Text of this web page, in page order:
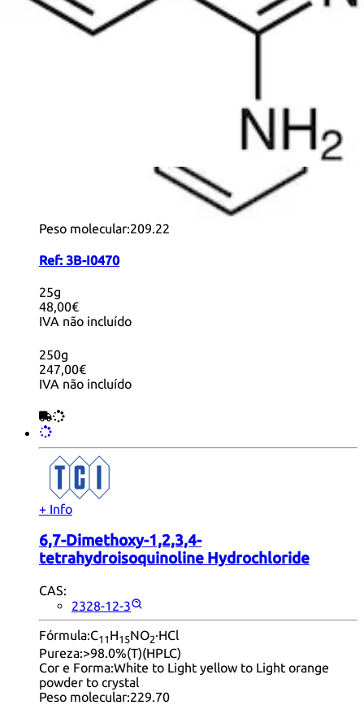
White to Almost white powder to crystal
Peso molecular:209.22
Ref: 3B-I0470
25g
48,00€
IVA não incluído
250g
247,00€
IVA não incluído
+ Info
6,7-Dimethoxy-1,2,3,4-
tetrahydroisoquinoline Hydrochloride
CAS:
2328-12-3
Fórmula:C11 H15NO2·HCl
Pureza:>98.0%(T)(HPLC)
Cor e Forma:White to Light yellow to Light orange
powder to crystal
Peso molecular:229.70